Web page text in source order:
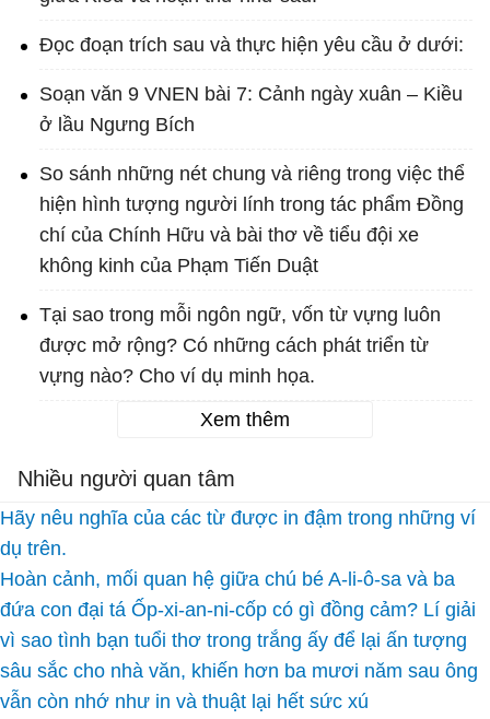
Đọc đoạn trích sau và thực hiện yêu cầu ở dưới:
Soạn văn 9 VNEN bài 7: Cảnh ngày xuân – Kiều
ở lầu Ngưng Bích
So sánh những nét chung và riêng trong việc thể
hiện hình tượng người lính trong tác phẩm Đồng
chí của Chính Hữu và bài thơ về tiểu đội xe
không kinh của Phạm Tiến Duật
Tại sao trong mỗi ngôn ngữ, vốn từ vựng luôn
được mở rộng? Có những cách phát triển từ
vựng nào? Cho ví dụ minh họa.
Xem thêm
Nhiều người quan tâm
Hãy nêu nghĩa của các từ được in đậm trong những ví
dụ trên.
Hoàn cảnh, mối quan hệ giữa chú bé A-li-ô-sa và ba
đứa con đại tá Ốp-xi-an-ni-cốp có gì đồng cảm? Lí giải
vì sao tình bạn tuổi thơ trong trắng ấy để lại ấn tượng
sâu sắc cho nhà văn, khiến hơn ba mươi năm sau ông
vẫn còn nhớ như in và thuật lại hết sức xú